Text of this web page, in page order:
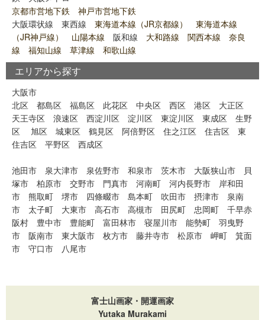
京都市営地下鉄 神戸市営地下鉄
大阪環状線
東西線 東海道本線（JR京都線） 東海道本線
（JR神戸線） 山陽本線 阪和線 大和路線 関西本線 奈良
線 福知山線 草津線 和歌山線
エリアから探す
大阪市
北区
都島区 福島区 此花区 中央区 西区 港区
大正区
天王寺区
浪速区 西淀川区 淀川区 東淀川区 東成区
生野
区
旭区 城東区 鶴見区 阿倍野区 住之江区 住吉区
東
住吉区
平野区 西成区
池田市 泉大津市 泉佐野市 和泉市 茨木市 大阪狭山市
貝
塚市
柏原市 交野市 門真市 河南町 河内長野市
岸和田
市
熊取町 堺市 四條畷市 島本町 吹田市 摂津市
泉南
市
太子町 大東市 高石市 高槻市 田尻町 忠岡町
千早赤
阪村
豊中市 豊能町 富田林市 寝屋川市 能勢町
羽曳野
市
阪南市 東大阪市 枚方市 藤井寺市 松原市 岬町
箕面
市
守口市 八尾市
富士山画家・開運画家
Yutaka Murakami